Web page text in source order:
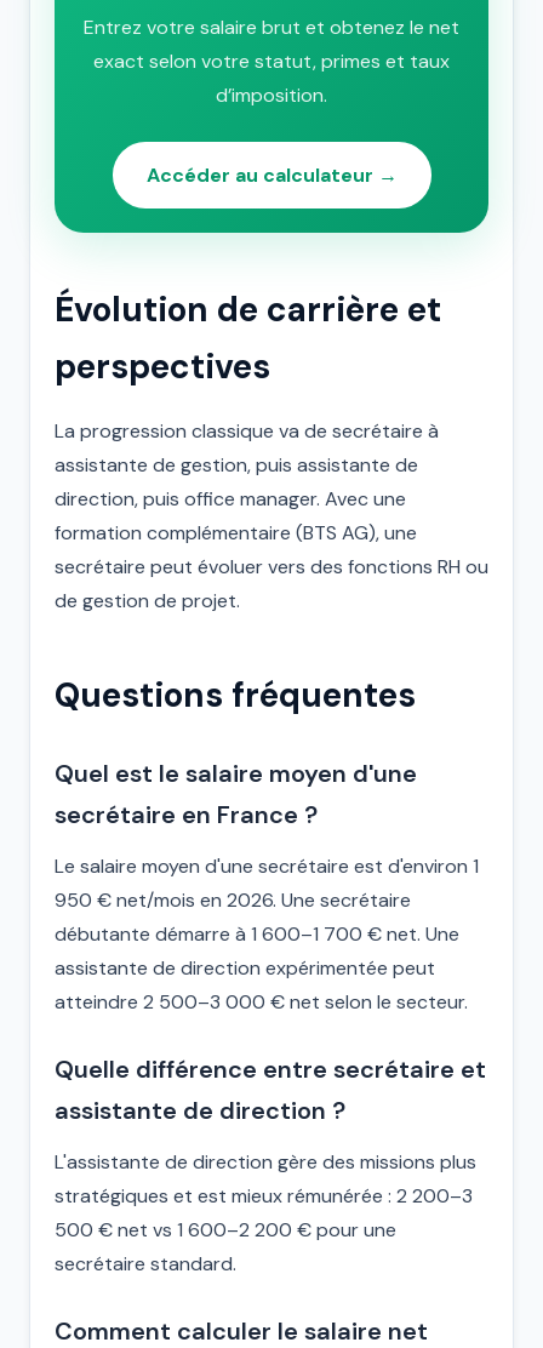
Entrez votre salaire brut et obtenez le net
exact selon votre statut, primes et taux
d’imposition.
Accéder au calculateur →
Évolution de carrière et
perspectives
La progression classique va de secrétaire à
assistante de gestion, puis assistante de
direction, puis office manager. Avec une
formation complémentaire (BTS AG), une
secrétaire peut évoluer vers des fonctions RH ou
de gestion de projet.
Questions fréquentes
Quel est le salaire moyen d'une
secrétaire en France ?
Le salaire moyen d'une secrétaire est d'environ 1
950 € net/mois en 2026. Une secrétaire
débutante démarre à 1 600–1 700 € net. Une
assistante de direction expérimentée peut
atteindre 2 500–3 000 € net selon le secteur.
Quelle différence entre secrétaire et
assistante de direction ?
L'assistante de direction gère des missions plus
stratégiques et est mieux rémunérée : 2 200–3
500 € net vs 1 600–2 200 € pour une
secrétaire standard.
Comment calculer le salaire net